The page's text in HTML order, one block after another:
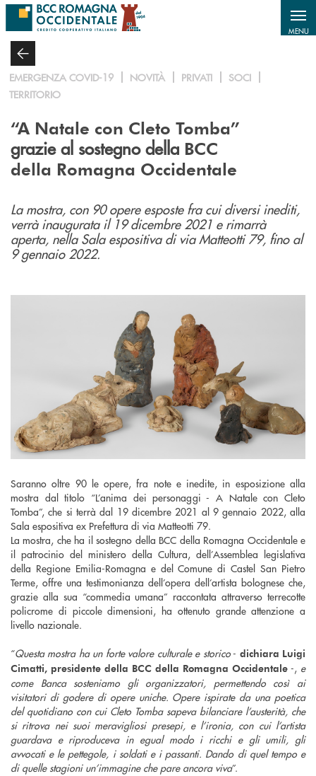
Salta al contenuto principale
MENU
EMERGENZA COVID-19 NOVITÀ PRIVATI
SOCI
TERRITORIO
“A Natale con Cleto Tomba”
grazie al sostegno della BCC
della Romagna Occidentale
La mostra, con 90 opere esposte fra cui diversi inediti,
verrà inaugurata il 19 dicembre 2021 e rimarrà
aperta, nella Sala espositiva di via Matteotti 79, fino al
9 gennaio 2022.
Saranno oltre 90 le opere, fra note e inedite, in esposizione alla
mostra dal titolo “L’anima dei personaggi - A Natale con Cleto
Tomba”, che si terrà dal 19 dicembre 2021 al 9 gennaio 2022, alla
Sala espositiva ex Prefettura di via Matteotti 79.
La mostra, che ha il sostegno della BCC della Romagna Occidentale e
il patrocinio del ministero della Cultura, dell’Assemblea legislativa
della Regione Emilia-Romagna e del Comune di Castel San Pietro
Terme, offre una testimonianza dell’opera dell’artista bolognese che,
grazie alla sua “commedia umana” raccontata attraverso terrecotte
policrome di piccole dimensioni, ha ottenuto grande attenzione a
livello nazionale.
“Questa mostra ha un forte valore culturale e storico- dichiara Luigi
Cimatti, presidente della BCC della Romagna Occidentale -, e
come Banca sosteniamo gli organizzatori, permettendo così ai
visitatori di godere di opere uniche. Opere ispirate da una poetica
del quotidiano con cui Cleto Tomba sapeva bilanciare l’austerità, che
si ritrova nei suoi meravigliosi presepi, e l’ironia, con cui l’artista
guardava e riproduceva in egual modo i ricchi e gli umili, gli
avvocati e le pettegole, i soldati e i passanti. Dando di quel tempo e
di quelle stagioni un’immagine che pare ancora viva”.